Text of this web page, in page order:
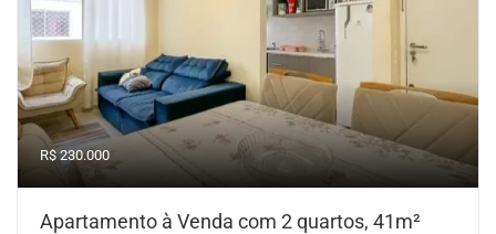
R$ 230.000
Apartamento à Venda com 2 quartos, 41m²